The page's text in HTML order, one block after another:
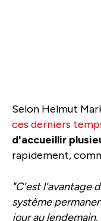
Selon Helmut
ces derniers
d'accueillir
rapidement,
"C'est l'avantage
système
jour au